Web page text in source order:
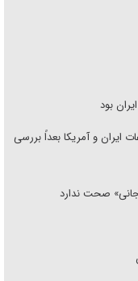
بود
ایران و آمریکا بعداً بررسی
صحت ندارد